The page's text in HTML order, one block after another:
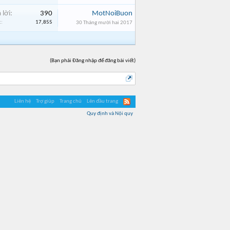
lời: 390
17,855
MotNoiBuon
30 Tháng mười hai 2017
(Bạn phải Đăng nhập để đăng bài viết)
Liên hệ Trợ giúp Trang chủ Lên đầu trang
Quy định và Nội quy